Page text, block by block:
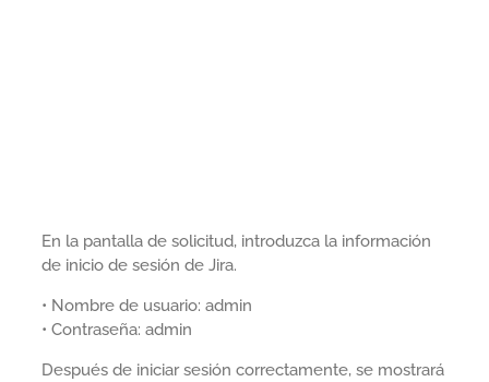
En la pantalla de solicitud, introduzca la información
de inicio de sesión de Jira.
• Nombre de usuario: admin
• Contraseña: admin
Después de iniciar sesión correctamente, se mostrará